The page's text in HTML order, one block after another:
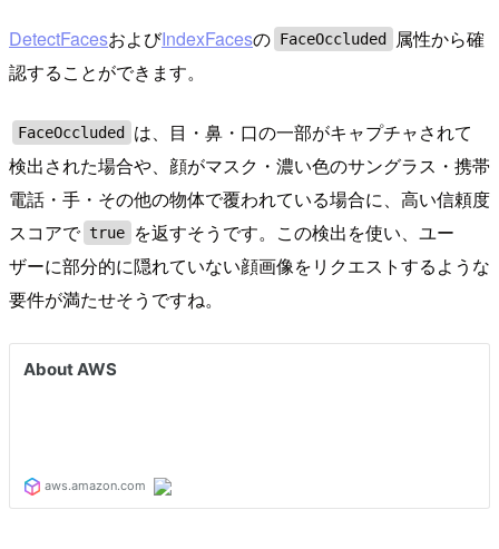
DetectFacesおよびIndexFacesの FaceOccluded
属性から確
認することができます。
FaceOccluded
は、目・鼻・口の一部がキャプチャされて
検出された場合や、顔がマスク・濃い色のサングラス・携帯
電話・手・その他の物体で覆われている場合に、高い信頼度
スコアで true
を返すそうです。この検出を使い、ユー
ザーに部分的に隠れていない顔画像をリクエストするような
要件が満たせそうですね。